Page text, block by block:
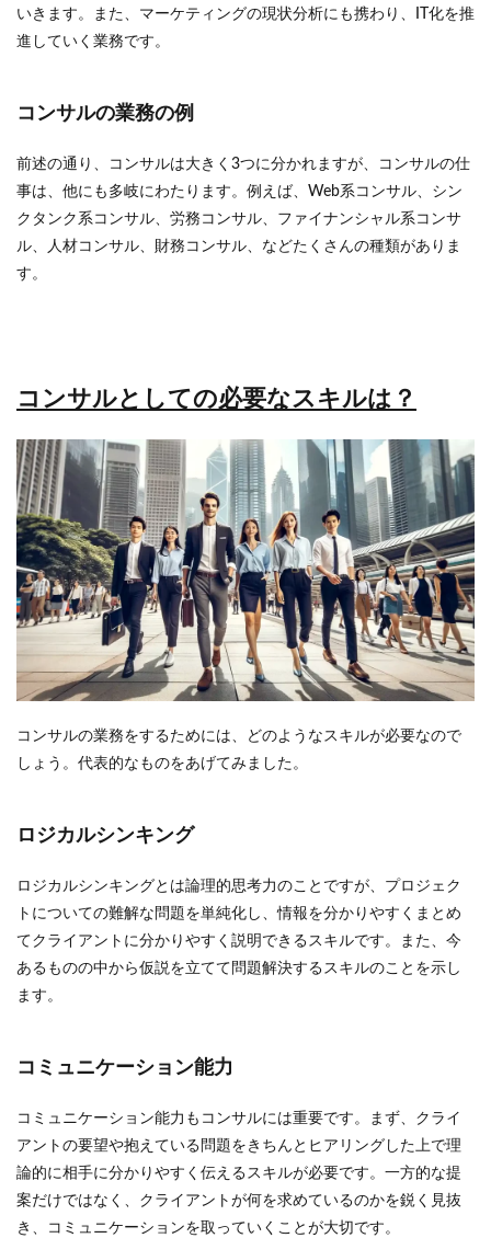
いきます。また、マーケティングの現状分析にも携わり、IT化を推
進していく業務です。
コンサルの業務の例
前述の通り、コンサルは大きく3つに分かれますが、コンサルの仕
事は、他にも多岐にわたります。例えば、Web系コンサル、シン
クタンク系コンサル、労務コンサル、ファイナンシャル系コンサ
ル、人材コンサル、財務コンサル、などたくさんの種類がありま
す。
コンサルとしての必要なスキルは？
コンサルの業務をするためには、どのようなスキルが必要なので
しょう。代表的なものをあげてみました。
ロジカルシンキング
ロジカルシンキングとは論理的思考力のことですが、プロジェク
トについての難解な問題を単純化し、情報を分かりやすくまとめ
てクライアントに分かりやすく説明できるスキルです。また、今
あるものの中から仮説を立てて問題解決するスキルのことを示し
ます。
コミュニケーション能力
コミュニケーション能力もコンサルには重要です。まず、クライ
アントの要望や抱えている問題をきちんとヒアリングした上で理
論的に相手に分かりやすく伝えるスキルが必要です。一方的な提
案だけではなく、クライアントが何を求めているのかを鋭く見抜
き、コミュニケーションを取っていくことが大切です。